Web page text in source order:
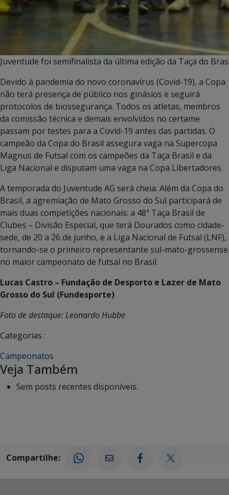
Juventude foi semifinalista da última edição da Taça do
Devido à pandemia do novo coronavírus (Covid-19), a Copa
não terá presença de público nos ginásios e seguirá
protocolos de biossegurança. Todos os atletas, membros
da comissão técnica e demais envolvidos no certame
passam por testes para a Covid-19 antes das partidas. O
campeão da Copa do Brasil assegura vaga na Supercopa
Magnus de Futsal com os campeões da Taça Brasil e da
Liga Nacional e disputam uma vaga na Copa Libertadores.
A temporada do Juventude AG será cheia. Além da Copa do
Brasil, a agremiação de Mato Grosso do Sul participará de
mais duas competições nacionais: a 48ª Taça Brasil de
Clubes – Divisão Especial, que terá Dourados como cidade-
sede, de 20 a 26 de junho, e a Liga Nacional de Futsal (LNF),
tornando-se o primeiro representante sul-mato-grossense
no maior campeonato de futsal no Brasil.
Lucas Castro – Fundação de Desporto e Lazer de Mato
Grosso do Sul (Fundesporte)
Foto de destaque: Leonardo Hubbe
Categorias :
Campeonatos
Veja Também
Sem posts recentes disponíveis.
Compartilhe: